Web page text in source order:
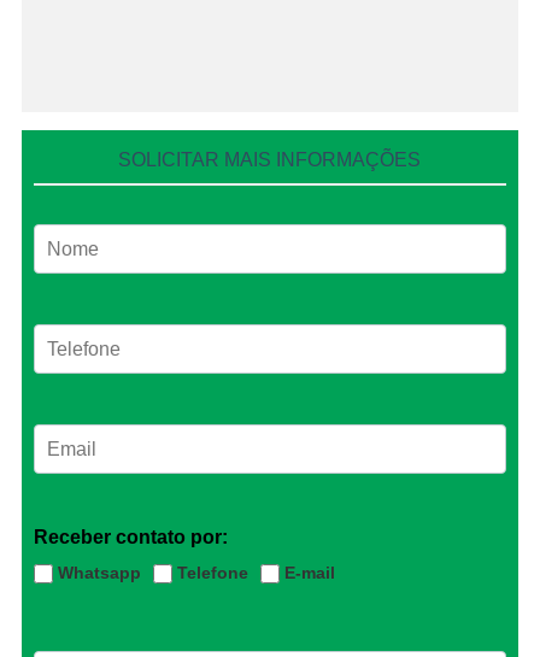
SOLICITAR MAIS INFORMAÇÕES
Receber contato por:
Whatsapp Telefone E-mail